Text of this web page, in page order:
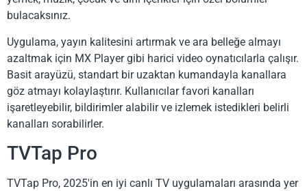
bulacaksınız.
Uygulama, yayın kalitesini artırmak ve ara belleğe almayı
azaltmak için MX Player gibi harici video oynatıcılarla çalışır.
Basit arayüzü, standart bir uzaktan kumandayla kanallara
göz atmayı kolaylaştırır. Kullanıcılar favori kanalları
işaretleyebilir, bildirimler alabilir ve izlemek istedikleri belirli
kanalları sorabilirler.
TVTap Pro
TVTap Pro, 2025'in en iyi canlı TV uygulamaları arasında yer